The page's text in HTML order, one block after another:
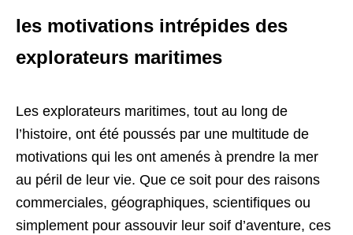
les motivations intrépides des
explorateurs maritimes
Les explorateurs maritimes, tout au long de
l’histoire, ont été poussés par une multitude de
motivations qui les ont amenés à prendre la mer
au péril de leur vie. Que ce soit pour des raisons
commerciales, géographiques, scientifiques ou
simplement pour assouvir leur soif d’aventure, ces